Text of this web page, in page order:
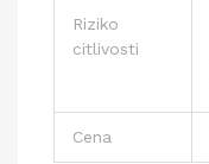
Riziko
citlivosti
Cena